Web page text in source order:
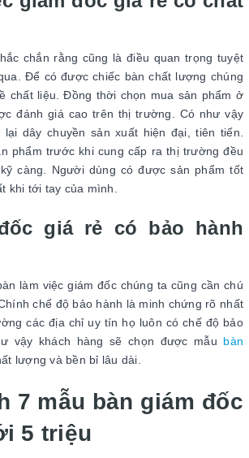
chắn rằng cũng là điều quan trọng tuyệt
Để có được chiếc bàn chất lượng chúng
chất liệu. Đồng thời chọn mua sản phẩm ở
đánh giá cao trên thị trường. Có như vậy
dây chuyền sản xuất hiện đại, tiên tiến.
phẩm trước khi cung cấp ra thị trường đều
càng. Người dùng có được sản phẩm tốt
khi tới tay của mình.
giá rẻ có bảo hành
làm việc giám đốc chúng ta cũng cần chú
chế độ bảo hành là minh chứng rõ nhất
các địa chỉ uy tín họ luôn có chế độ bảo
vậy khách hàng sẽ chọn được mẫu bàn
lượng và bền bỉ lâu dài.
7 mẫu bàn giám đốc
5 triệu